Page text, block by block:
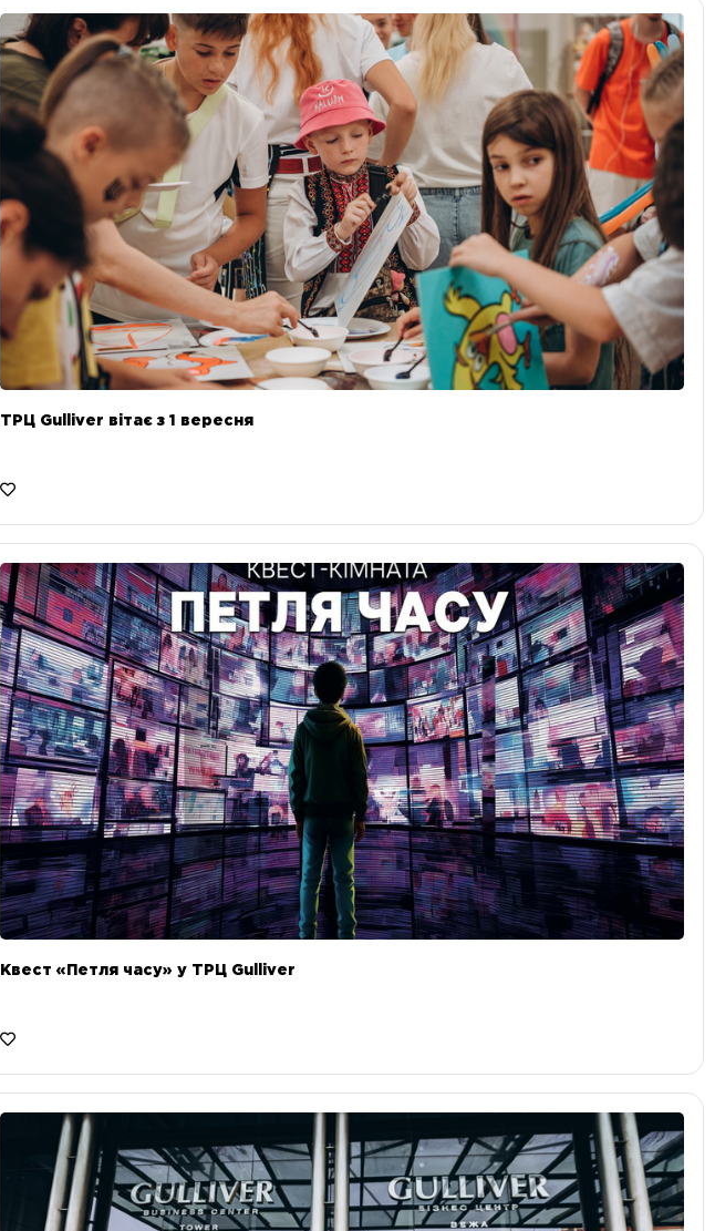
ТРЦ Gulliver вітає з 1 вересня
Квест «Петля часу» у ТРЦ Gulliver